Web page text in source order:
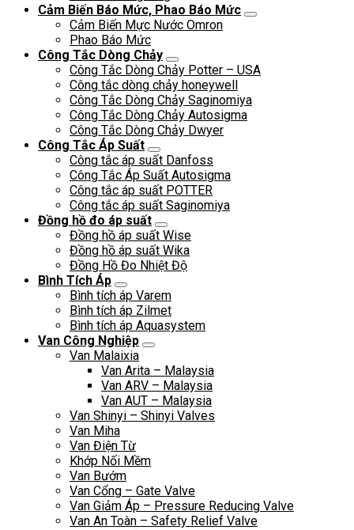
Cảm Biến Báo Mức, Phao Báo Mức
Cảm Biến Mực Nước Omron
Phao Báo Mức
Công Tắc Dòng Chảy
Công Tắc Dòng Chảy Potter – USA
Công tắc dòng chảy honeywell
Công Tắc Dòng Chảy Saginomiya
Công Tắc Dòng Chảy Autosigma
Công Tắc Dòng Chảy Dwyer
Công Tắc Áp Suất
Công tắc áp suất Danfoss
Công Tắc Áp Suất Autosigma
Công tắc áp suất POTTER
Công tắc áp suất Saginomiya
Đồng hồ đo áp suất
Đồng hồ áp suất Wise
Đồng hồ áp suất Wika
Đồng Hồ Đo Nhiệt Độ
Bình Tích Áp
Bình tích áp Varem
Bình tích áp Zilmet
Bình tích áp Aquasystem
Van Công Nghiệp
Van Malaixia
Van Arita – Malaysia
Van ARV – Malaysia
Van AUT – Malaysia
Van Shinyi – Shinyi Valves
Van Miha
Van Điện Từ
Khớp Nối Mềm
Van Bướm
Van Cổng – Gate Valve
Van Giảm Áp – Pressure Reducing Valve
Van An Toàn – Safety Relief Valve